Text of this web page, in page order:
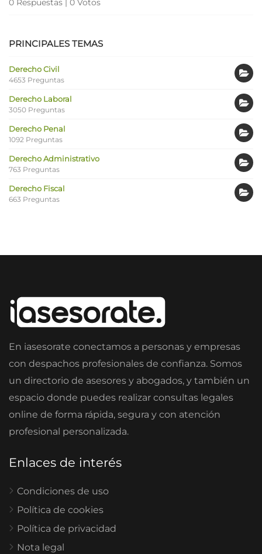
0 Respuestas | 0 Votos
PRINCIPALES TEMAS
Derecho Civil
4653 Preguntas
Derecho Laboral
3050 Preguntas
Derecho Penal
1092 Preguntas
Derecho Administrativo
763 Preguntas
Derecho Fiscal
663 Preguntas
En iasesorate conectamos a personas y empresas
con despachos profesionales de confianza. Somos
un directorio de asesores y abogados, y también un
espacio donde puedes realizar consultas legales
online de forma rápida, segura y con atención
profesional personalizada.
Enlaces de interés
Condiciones de uso
Política de cookies
Política de privacidad
Nota legal